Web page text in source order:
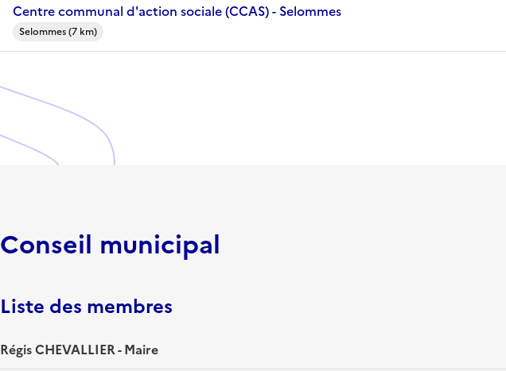
Centre communal d'action sociale (CCAS) - Selommes
Selommes (7 km)
Conseil municipal
Liste des membres
Régis CHEVALLIER - Maire